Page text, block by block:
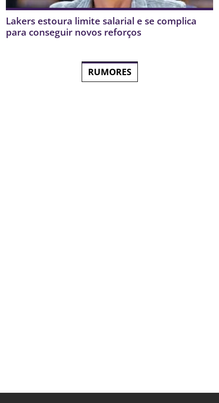
Lakers estoura limite salarial e se complica
para conseguir novos reforços
RUMORES